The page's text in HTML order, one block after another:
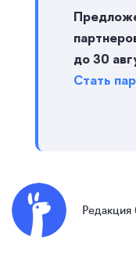
до 30
Стать
Редакция